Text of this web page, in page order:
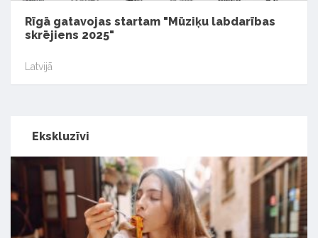
Rīgā gatavojas startam "Mūziķu labdarības
skrējiens 2025"
Latvijā
Ekskluzīvi